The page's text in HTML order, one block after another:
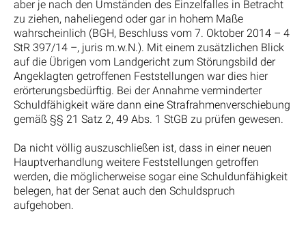
aber je nach den Umständen des Einzelfalles in Betracht
zu ziehen, naheliegend oder gar in hohem Maße
wahrscheinlich (BGH, Beschluss vom 7. Oktober 2014 – 4
StR 397/14 –, juris m.w.N.). Mit einem zusätzlichen Blick
auf die Übrigen vom Landgericht zum Störungsbild der
Angeklagten getroffenen Feststellungen war dies hier
erörterungsbedürftig. Bei der Annahme verminderter
Schuldfähigkeit wäre dann eine Strafrahmenverschiebung
gemäß §§ 21 Satz 2, 49 Abs. 1 StGB zu prüfen gewesen.
Da nicht völlig auszuschließen ist, dass in einer neuen
Hauptverhandlung weitere Feststellungen getroffen
werden, die möglicherweise sogar eine Schuldunfähigkeit
belegen, hat der Senat auch den Schuldspruch
aufgehoben.